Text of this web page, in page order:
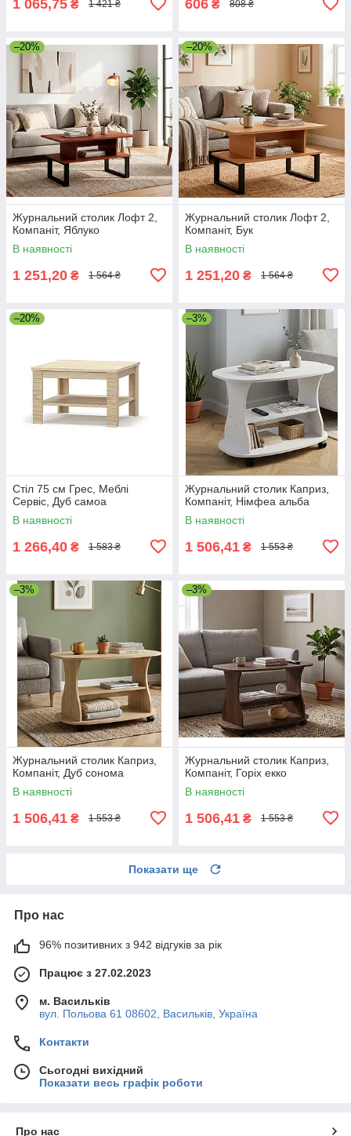
1 065,75 ₴ 1 421 ₴ 606 ₴ 808 ₴
–20%
Журнальний столик Лофт 2,
Компаніт, Яблуко
В наявності
1 251,20 ₴ 1 564 ₴
–20%
Журнальний столик Лофт 2,
Компаніт, Бук
В наявності
1 251,20 ₴ 1 564 ₴
–20%
Стіл 75 см Грес, Меблі
Сервіс, Дуб самоа
В наявності
1 266,40 ₴ 1 583 ₴
–3%
Журнальний столик Каприз,
Компаніт, Німфеа альба
В наявності
1 506,41 ₴ 1 553 ₴
–3%
Журнальний столик Каприз,
Компаніт, Дуб сонома
В наявності
1 506,41 ₴ 1 553 ₴
–3%
Журнальний столик Каприз,
Компаніт, Горіх екко
В наявності
1 506,41 ₴ 1 553 ₴
Показати ще
Про нас
96% позитивних з 942 відгуків за рік
Працює з 27.02.2023
м. Васильків
вул. Польова 61 08602, Васильків, Україна
Контакти
Сьогодні вихідний
Показати весь графік роботи
Про нас